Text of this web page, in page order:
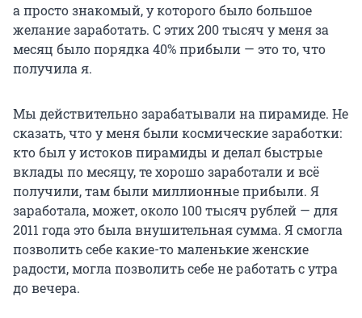
а просто знакомый, у которого было большое
желание заработать. С этих 200 тысяч у меня за
месяц было порядка 40% прибыли — это то, что
получила я.
Мы действительно зарабатывали на пирамиде. Не
сказать, что у меня были космические заработки:
кто был у истоков пирамиды и делал быстрые
вклады по месяцу, те хорошо заработали и всё
получили, там были миллионные прибыли. Я
заработала, может, около 100 тысяч рублей — для
2011 года это была внушительная сумма. Я смогла
позволить себе какие-то маленькие женские
радости, могла позволить себе не работать с утра
до вечера.